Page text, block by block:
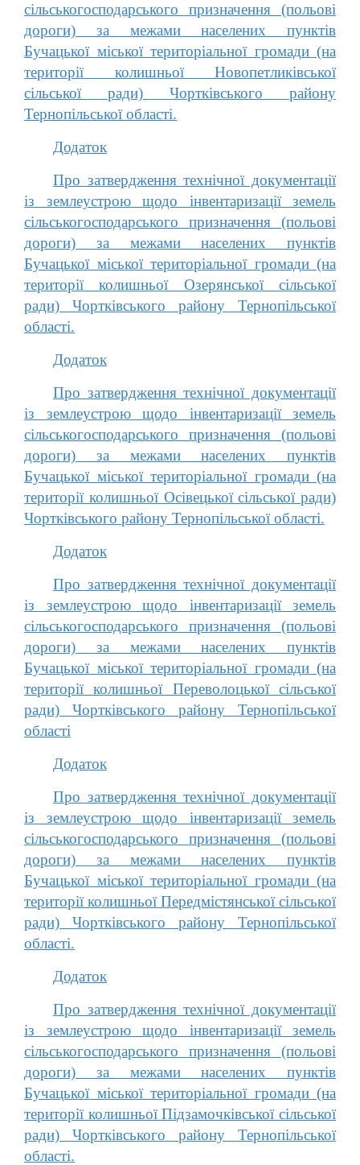
сільськогосподарського призначення (польові
дороги) за межами населених пунктів
Бучацької міської територіальної громади (на
території колишньої Новопетликівської
сільської ради) Чортківського району
Тернопільської області.
Додаток
Про затвердження технічної документації
із землеустрою щодо інвентаризації земель
сільськогосподарського призначення (польові
дороги) за межами населених пунктів
Бучацької міської територіальної громади (на
території колишньої Озерянської сільської
ради) Чортківського району Тернопільської
області.
Додаток
Про затвердження технічної документації
із землеустрою щодо інвентаризації земель
сільськогосподарського призначення (польові
дороги) за межами населених пунктів
Бучацької міської територіальної громади (на
території колишньої Осівецької сільської ради)
Чортківського району Тернопільської області.
Додаток
Про затвердження технічної документації
із землеустрою щодо інвентаризації земель
сільськогосподарського призначення (польові
дороги) за межами населених пунктів
Бучацької міської територіальної громади (на
території колишньої Переволоцької сільської
ради) Чортківського району Тернопільської
області
Додаток
Про затвердження технічної документації
із землеустрою щодо інвентаризації земель
сільськогосподарського призначення (польові
дороги) за межами населених пунктів
Бучацької міської територіальної громади (на
території колишньої Передмістянської сільської
ради) Чортківського району Тернопільської
області.
Додаток
Про затвердження технічної документації
із землеустрою щодо інвентаризації земель
сільськогосподарського призначення (польові
дороги) за межами населених пунктів
Бучацької міської територіальної громади (на
території колишньої Підзамочківської сільської
ради) Чортківського району Тернопільської
області.